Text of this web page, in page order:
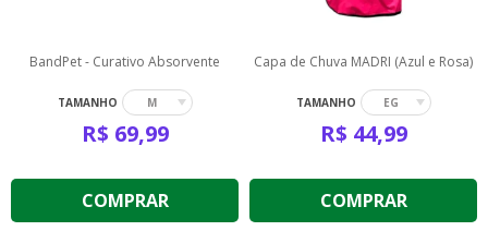
BandPet - Curativo Absorvente
TAMANHO M
R$ 69,99
COMPRAR
Capa de Chuva MADRI (Azul e Rosa)
TAMANHO EG
R$ 44,99
COMPRAR